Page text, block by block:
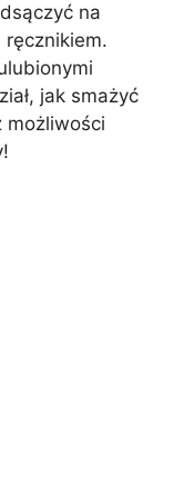
na
ręcznikiem.
jak smażyć
możliwości